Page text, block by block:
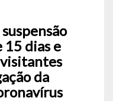
dias e
da